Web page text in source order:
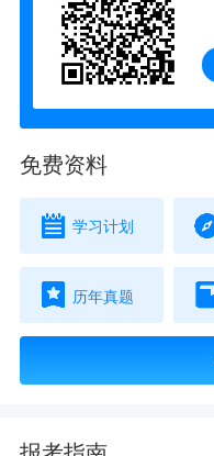
免费资料
学习计划
历年真题